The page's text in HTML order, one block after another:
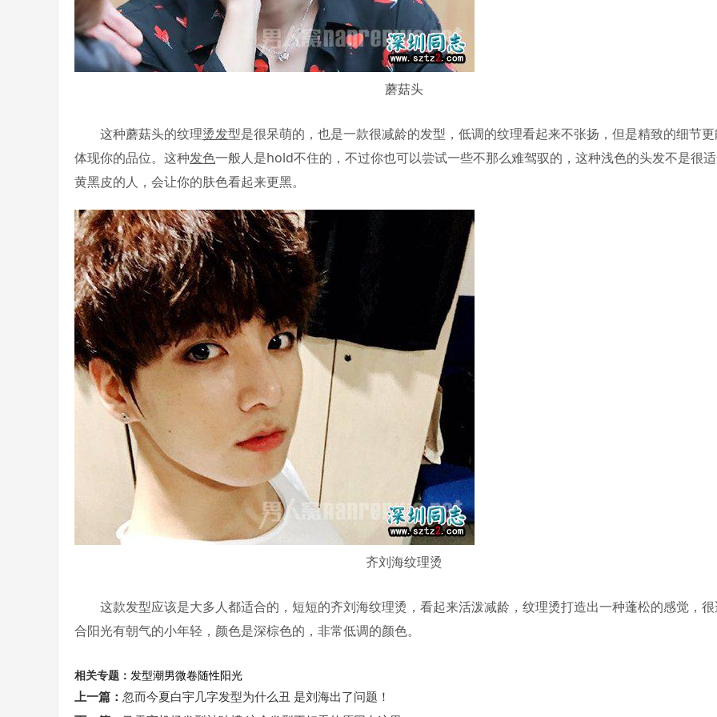
蘑菇头
这种蘑菇头的纹理烫发型是很呆萌的，也是一款很减龄的发型，低调的纹理看起来不张扬，但是精致的细节
体现你的品位。这种发色一般人是hold不住的，不过你也可以尝试一些不那么难驾驭的，这种浅色的头发不是很
黄黑皮的人，会让你的肤色看起来更黑。
齐刘海纹理烫
这款发型应该是大多人都适合的，短短的齐刘海纹理烫，看起来活泼减龄，纹理烫打造出一种蓬松的感觉，
合阳光有朝气的小年轻，颜色是深棕色的，非常低调的颜色。
相关专题： 发型潮男微卷随性阳光
上一篇： 忽而今夏白宇几字发型为什么丑 是刘海出了问题！